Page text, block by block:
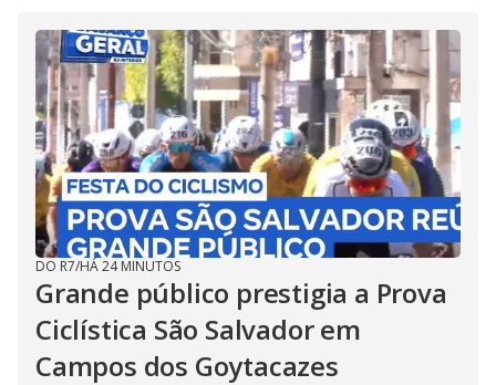
DO R7/HÁ 24 MINUTOS
Grande público prestigia a Prova
Ciclística São Salvador em
Campos dos Goytacazes